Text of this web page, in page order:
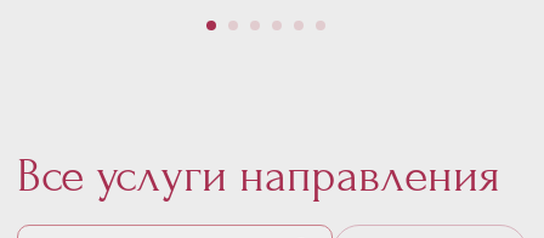
Все услуги направления